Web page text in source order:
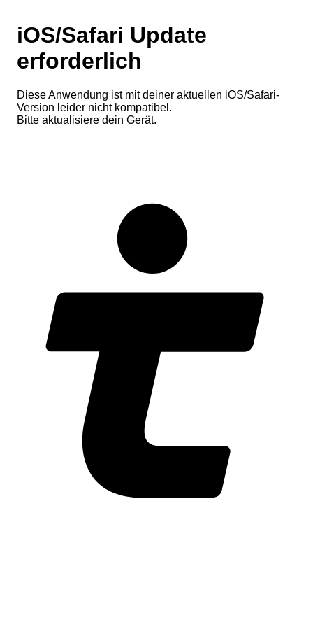
iOS/Safari Update
erforderlich
Diese Anwendung ist mit deiner aktuellen iOS/Safari-
Version leider nicht kompatibel.
Bitte aktualisiere dein Gerät.